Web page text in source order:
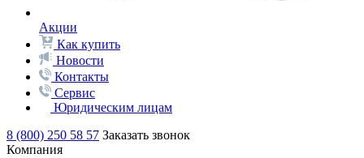
Акции
Как купить
Новости
Контакты
Сервис
Юридическим лицам
8 (800) 250 58 57 Заказать звонок
Компания